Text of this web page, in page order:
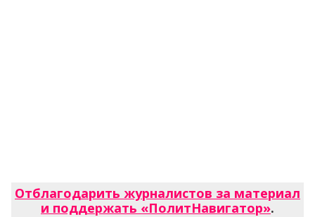
Отблагодарить журналистов за материал
и поддержать «ПолитНавигатор».